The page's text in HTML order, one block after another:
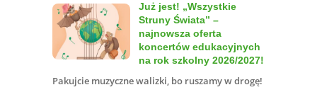
Już jest! „Wszystkie
Struny Świata” –
najnowsza oferta
koncertów edukacyjnych
na rok szkolny 2026/2027!
Pakujcie muzyczne walizki, bo ruszamy w drogę!